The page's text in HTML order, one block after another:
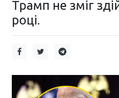
Трамп не зміг
році.